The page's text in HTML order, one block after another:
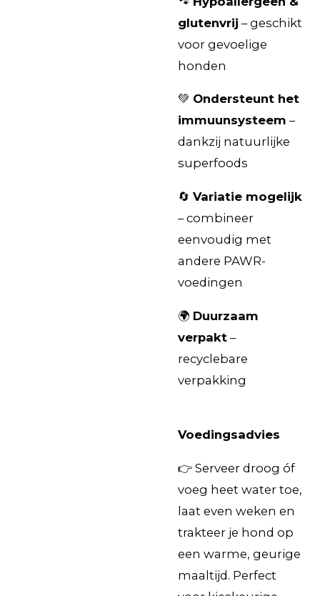
glutenvrij – geschikt
voor gevoelige
honden
💚 Ondersteunt het
immuunsysteem –
dankzij natuurlijke
superfoods
🔄 Variatie mogelijk
– combineer
eenvoudig met
andere PAWR-
voedingen
🌍 Duurzaam
verpakt –
recyclebare
verpakking
Voedingsadvies
👉 Serveer droog óf
voeg heet water toe,
laat even weken en
trakteer je hond op
een warme, geurige
maaltijd. Perfect